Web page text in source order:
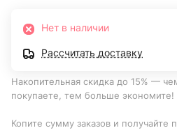
Нет в наличии
Рассчитать доставку
Накопительная скидка до 15% —
покупаете, тем больше экономите!
Копите сумму заказов и